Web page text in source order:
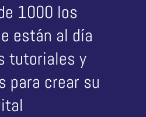
1000 los
están al día
tutoriales y
para crear su